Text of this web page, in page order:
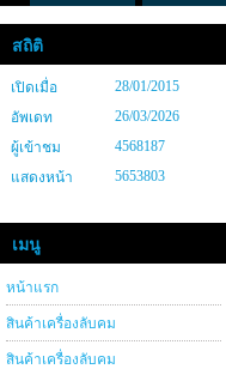
สถิติ
เปิดเมื่อ
28/01/2015
อัพเดท
26/03/2026
ผู้เข้าชม
4568187
แสดงหน้า
5653803
เมนู
หน้าแรก
สินค้าเครื่องลับคม
สินค้าเครื่องลับคม